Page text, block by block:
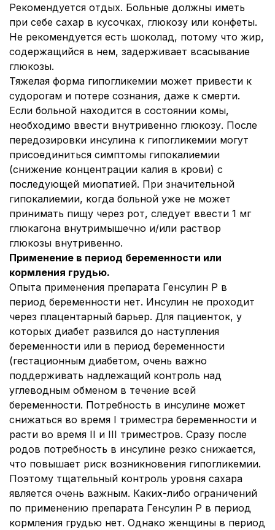
Рекомендуется отдых. Больные должны иметь
при себе сахар в кусочках, глюкозу или конфеты.
Не рекомендуется есть шоколад, потому что жир,
содержащийся в нем, задерживает всасывание
глюкозы.
Тяжелая форма гипогликемии может привести к
судорогам и потере сознания, даже к смерти.
Если больной находится в состоянии комы,
необходимо ввести внутривенно глюкозу. После
передозировки инсулина к гипогликемии могут
присоединиться симптомы гипокалиемии
(снижение концентрации калия в крови) с
последующей миопатией. При значительной
гипокалиемии, когда больной уже не может
принимать пищу через рот, следует ввести 1 мг
глюкагона внутримышечно и/или раствор
глюкозы внутривенно.
Применение в период беременности или
кормления грудью.
Опыта применения препарата Генсулин Р в
период беременности нет. Инсулин не проходит
через плацентарный барьер. Для пациенток, у
которых диабет развился до наступления
беременности или в период беременности
(гестационным диабетом, очень важно
поддерживать надлежащий контроль над
углеводным обменом в течение всей
беременности. Потребность в инсулине может
снижаться во время I триместра беременности и
расти во время II и III триместров. Сразу после
родов потребность в инсулине резко снижается,
что повышает риск возникновения гипогликемии.
Поэтому тщательный контроль уровня сахара
является очень важным. Каких-либо ограничений
по применению препарата Генсулин Р в период
кормления грудью нет. Однако женщины в период